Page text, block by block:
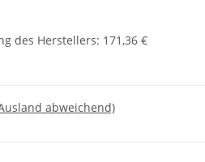
des Herstellers: 171,36 €
abweichend)